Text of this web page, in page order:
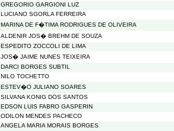
GREGORIO GARGIONI LUZ
LUCIANO SGORLA FERREIRA
MARINA DE F�TIMA RODRIGUES DE OLIVEIRA
ALDENIR JOS� BREHM DE SOUZA
ESPEDITO ZOCCOLI DE LIMA
JOS� JAIME NUNES TEIXEIRA
DARCI BORGES SUBTIL
NILO TOCHETTO
ESTEV�O JULIANO SOARES
SILVANA KONIG DOS SANTOS
EDSON LUIS FABRO GASPERIN
ODILON MENDES PACHECO
ANGELA MARIA MORAIS BORGES